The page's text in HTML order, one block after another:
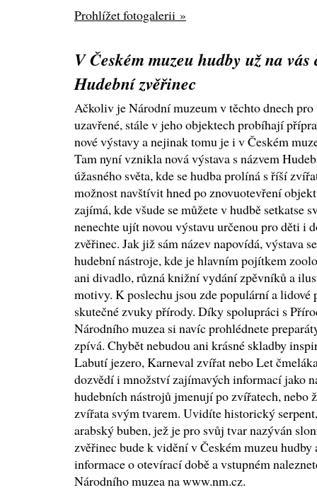
Prohlížet fotogalerii »
V Českém muzeu hudby už na vás
Hudební zvěřinec
Ačkoliv je Národní muzeum v těchto dnech pro
uzavřené, stále v jeho objektech probíhají
nové výstavy a nejinak tomu je i v Českém
Tam nyní vznikla nová výstava s názvem
úžasného světa, kde se hudba prolíná s říší
možnost navštívit hned po znovuotevření
zajímá, kde všude se můžete v hudbě setkatse
nenechte ujít novou výstavu určenou pro děti i
zvěřinec. Jak již sám název napovídá, výstava
hudební nástroje, kde je hlavním pojítkem
ani divadlo, různá knižní vydání zpěvníků a
motivy. K poslechu jsou zde populární a lidové
skutečné zvuky přírody. Díky spolupráci s
Národního muzea si navíc prohlédnete
zpívá. Chybět nebudou ani krásné skladby
Labutí jezero, Karneval zvířat nebo Let
dozvědí i množství zajímavých informací jako
hudebních nástrojů jmenují po zvířatech, nebo
zvířata svým tvarem. Uvidíte historický
arabský buben, jež je pro svůj tvar nazýván
zvěřinec bude k vidění v Českém muzeu hudby
informace o otevírací době a vstupném
Národního muzea na www.nm.cz.